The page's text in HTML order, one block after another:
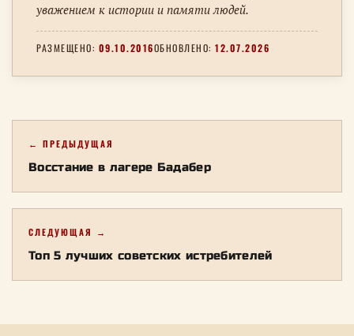
уважением к истории и памяти людей.
РАЗМЕЩЕНО: 09.10.2016ОБНОВЛЕНО: 12.07.2026
← ПРЕДЫДУЩАЯ
Восстание в лагере Бадабер
СЛЕДУЮЩАЯ →
Топ 5 лучших советских истребителей